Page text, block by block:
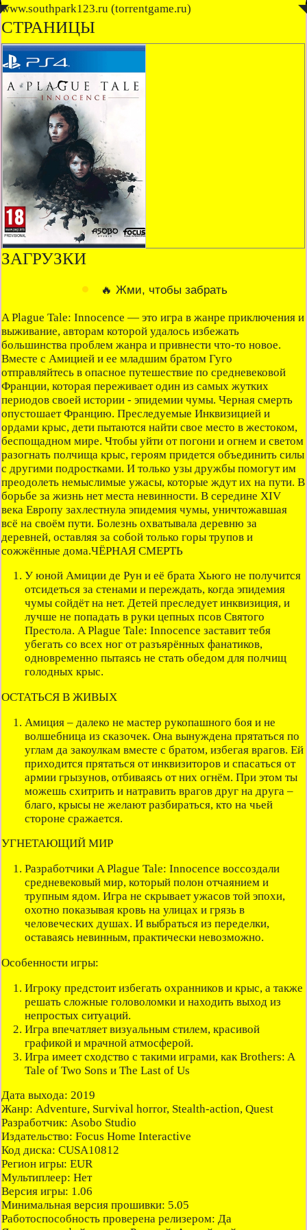
www.southpark123.ru (torrentgame.ru)
◤ ◥
СТРАНИЦЫ
ЗАГРУЗКИ
🔥 Жми, чтобы забрать
A Plague Tale: Innocence — это игра в жанре приключения и
выживание, авторам которой удалось избежать
большинства проблем жанра и привнести что-то новое.
Вместе с Амицией и ее младшим братом Гуго
отправляйтесь в опасное путешествие по средневековой
Франции, которая переживает один из самых жутких
периодов своей истории - эпидемии чумы. Черная смерть
опустошает Францию. Преследуемые Инквизицией и
ордами крыс, дети пытаются найти свое место в жестоком,
беспощадном мире. Чтобы уйти от погони и огнем и светом
разогнать полчища крыс, героям придется объединить силы
с другими подростками. И только узы дружбы помогут им
преодолеть немыслимые ужасы, которые ждут их на пути. В
борьбе за жизнь нет места невинности. В середине XIV
века Европу захлестнула эпидемия чумы, уничтожавшая
всё на своём пути. Болезнь охватывала деревню за
деревней, оставляя за собой только горы трупов и
сожжённые дома.ЧЁРНАЯ СМЕРТЬ
У юной Амиции де Рун и её брата Хьюго не получится
отсидеться за стенами и переждать, когда эпидемия
чумы сойдёт на нет. Детей преследует инквизиция, и
лучше не попадать в руки цепных псов Святого
Престола. A Plague Tale: Innocence заставит тебя
убегать со всех ног от разъярённых фанатиков,
одновременно пытаясь не стать обедом для полчищ
голодных крыс.
ОСТАТЬСЯ В ЖИВЫХ
Амиция – далеко не мастер рукопашного боя и не
волшебница из сказочек. Она вынуждена прятаться по
углам да закоулкам вместе с братом, избегая врагов. Ей
приходится прятаться от инквизиторов и спасаться от
армии грызунов, отбиваясь от них огнём. При этом ты
можешь схитрить и натравить врагов друг на друга –
благо, крысы не желают разбираться, кто на чьей
стороне сражается.
УГНЕТАЮЩИЙ МИР
Разработчики A Plague Tale: Innocence воссоздали
средневековый мир, который полон отчаянием и
трупным ядом. Игра не скрывает ужасов той эпохи,
охотно показывая кровь на улицах и грязь в
человеческих душах. И выбраться из переделки,
оставаясь невинным, практически невозможно.
Особенности игры:
Игроку предстоит избегать охранников и крыс, а также
решать сложные головоломки и находить выход из
непростых ситуаций.
Игра впечатляет визуальным стилем, красивой
графикой и мрачной атмосферой.
Игра имеет сходство с такими играми, как Brothers: A
Tale of Two Sons и The Last of Us
Дата выхода: 2019
Жанр: Adventure, Survival horror, Stealth-action, Quest
Разработчик: Asobo Studio
Издательство: Focus Home Interactive
Код диска: CUSA10812
Регион игры: EUR
Мультиплеер: Нет
Версия игры: 1.06
Минимальная версия прошивки: 5.05
Работоспособность проверена релизером: Да